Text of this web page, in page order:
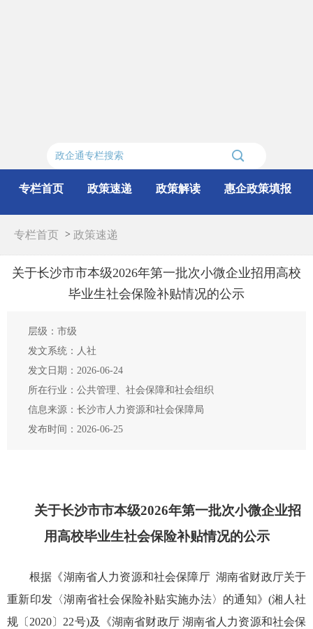
专栏首页 政策速递 政策解读 惠企政策填报
专栏首页 > 政策速递
关于长沙市市本级2026年第一批次小微企业招用高校
毕业生社会保险补贴情况的公示
层级：市级
发文系统：人社
发文日期：2026-06-24
所在行业：公共管理、社会保障和社会组织
信息来源：长沙市人力资源和社会保障局
发布时间：2026-06-25
关于长沙市市本级2026年第一批次小微企业招
用高校毕业生社会保险补贴情况的公示
根据《湖南省人力资源和社会保障厅 湖南省财政厅关于
重新印发〈湖南省社会保险补贴实施办法〉的通知》(湘人社
规〔2020〕22号)及《湖南省财政厅 湖南省人力资源和社会保